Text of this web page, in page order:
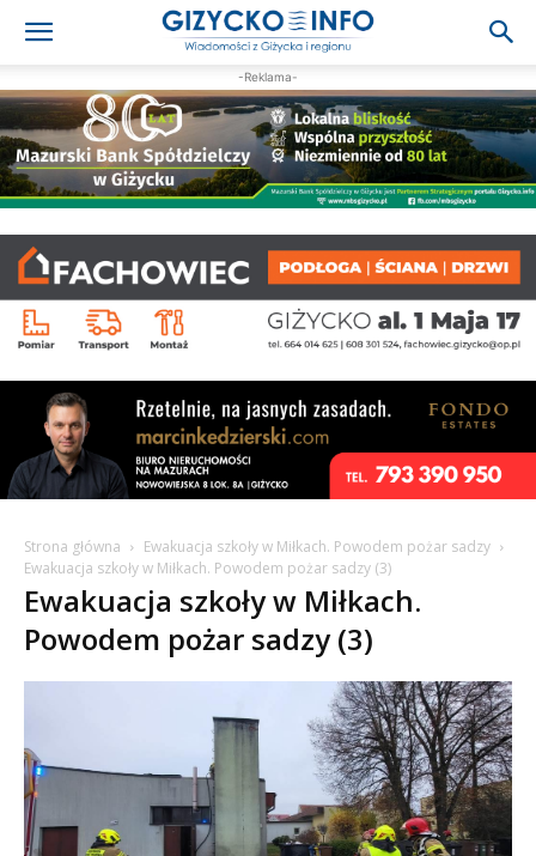
-Reklama-
Strona główna
Ewakuacja szkoły w Miłkach. Powodem pożar sadzy
Ewakuacja szkoły w Miłkach. Powodem pożar sadzy (3)
Ewakuacja szkoły w Miłkach.
Powodem pożar sadzy (3)